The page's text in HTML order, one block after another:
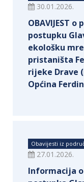
30.01.2026.
OBAVIJEST
postupku
ekološku
pristaništa
rijeke Drave
Općina
Obavijesti iz
27.01.2026.
Informacija